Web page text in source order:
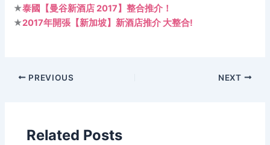
★泰國【曼谷新酒店 2017】整合推介！
★2017年開張【新加坡】新酒店推介 大整合!
PREVIOUS NEXT
Related Posts